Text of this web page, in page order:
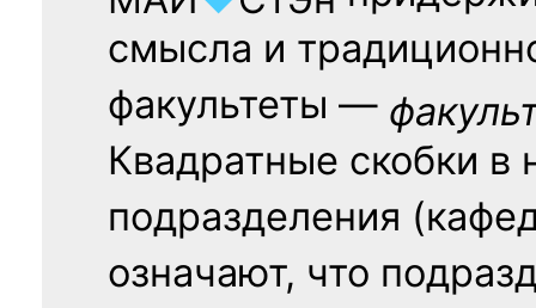
смысла и
факультеты —
Квадратные скобки в
подразделения
означают, что